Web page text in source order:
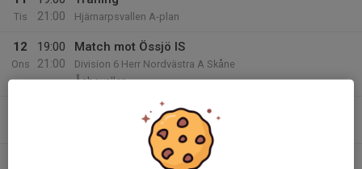
Tis
21:00
Hjärnarpsvallen A-plan
12
Ons
19:00
21:00
Match mot Össjö IS
Division 6 Herr Nordvästra A Skåne
Åsbovallen